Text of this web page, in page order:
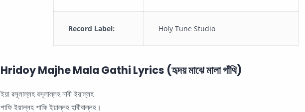
Record Label: Holy Tune Studio
Hridoy Majhe Mala Gathi Lyrics (হৃদয় মাঝে মালা গাঁথি)
ইয়া রসূলাল্লহ রসূলাল্লহ নাবী ইয়াল্লহ
শাফি ইয়াল্লহ শাফি ইয়াল্লহ হাবীবাল্লহ।